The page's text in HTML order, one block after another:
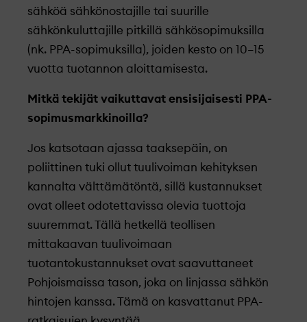
sähköä sähkönostajille tai suurille
sähkönkuluttajille pitkillä sähkösopimuksilla
(nk. PPA-sopimuksilla), joiden kesto on 10–15
vuotta tuotannon aloittamisesta.
Mitkä tekijät vaikuttavat ensisijaisesti PPA-
sopimusmarkkinoilla?
Jos katsotaan ajassa taaksepäin, on
poliittinen tuki ollut tuulivoiman kehityksen
kannalta välttämätöntä, sillä kustannukset
ovat olleet odotettavissa olevia tuottoja
suuremmat. Tällä hetkellä teollisen
mittakaavan tuulivoimaan
tuotantokustannukset ovat saavuttaneet
Pohjoismaissa tason, joka on linjassa sähkön
hintojen kanssa. Tämä on kasvattanut PPA-